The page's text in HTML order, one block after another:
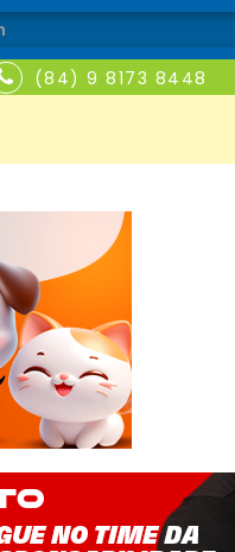
(84) 9 8173 8448